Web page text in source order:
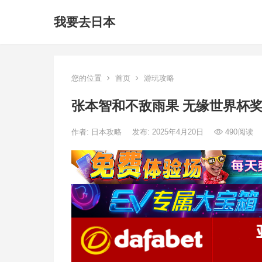
我要去日本
您的位置 首页 游玩攻略
张本智和不敌雨果 无缘世界杯
作者: 日本攻略 发布: 2025年4月20日 490阅读